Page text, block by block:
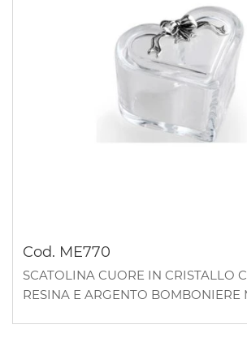
Cod. ME770
SCATOLINA CUORE IN CRISTALLO
RESINA E ARGENTO BOMBONIERE